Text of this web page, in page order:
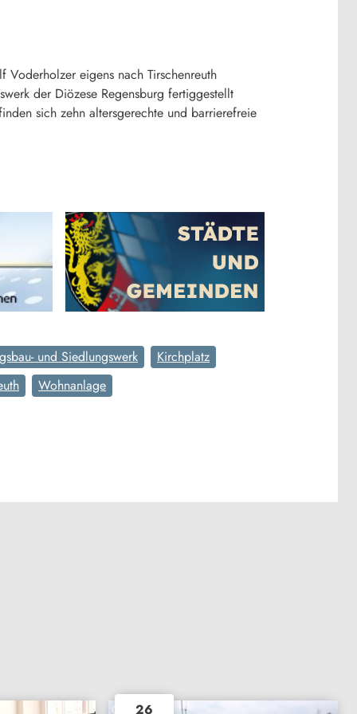
Voderholzer eigens nach Tirschenreuth
der Diözese Regensburg fertiggestellt
sich zehn altersgerechte und barrierefreie
und Siedlungswerk
Kirchplatz
Wohnanlage
26